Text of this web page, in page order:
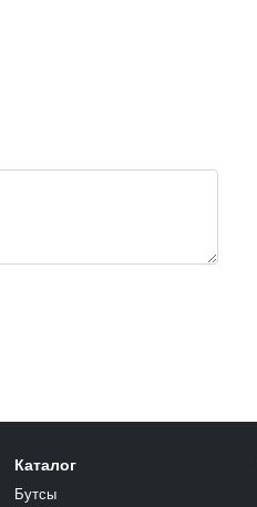
Каталог
Бутсы